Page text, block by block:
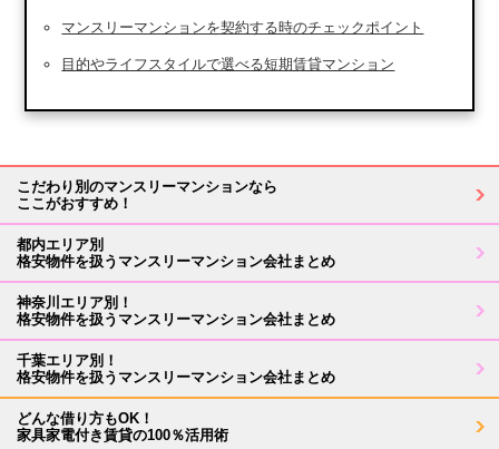
マンスリーマンションを契約する時のチェックポイント
目的やライフスタイルで選べる短期賃貸マンション
こだわり別のマンスリーマンションなら
ここがおすすめ！
都内エリア別
格安物件を扱うマンスリーマンション会社まとめ
神奈川エリア別！
格安物件を扱うマンスリーマンション会社まとめ
千葉エリア別！
格安物件を扱うマンスリーマンション会社まとめ
どんな借り方もOK！
家具家電付き賃貸の100％活用術